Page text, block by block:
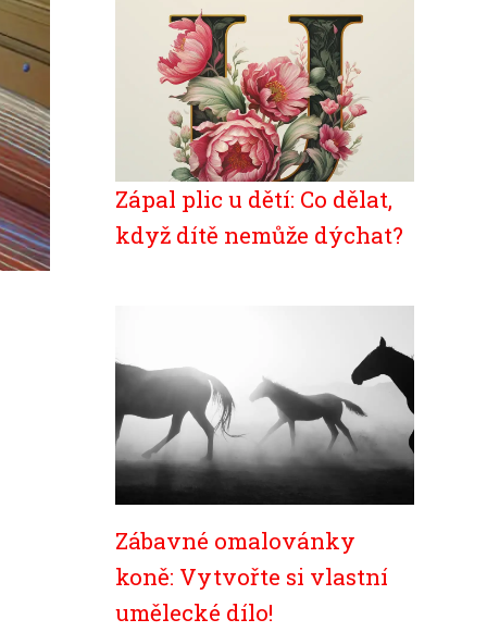
Zápal plic u dětí: Co dělat,
když dítě nemůže dýchat?
Zábavné omalovánky
koně: Vytvořte si vlastní
umělecké dílo!